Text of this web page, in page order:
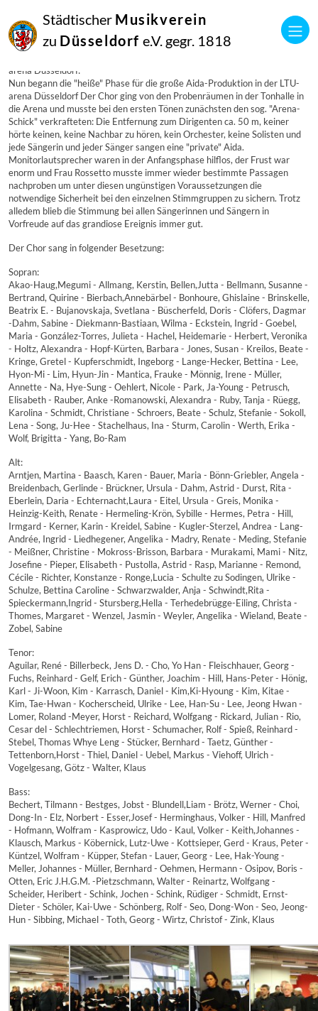
Städtischer Musikverein
zu Düsseldorf e.V. gegr. 1818
September
2006
Manfred Hill
arena Düsseldorf:
Nun begann die "heiße" Phase für die große Aida-Produktion in der LTU-
arena Düsseldorf Der Chor ging von den Probenräumen in der Tonhalle in
die Arena und musste bei den ersten Tönen zunächsten den sog. "Arena-
Schick" verkrafteten: Die Entfernung zum Dirigenten ca. 50 m, keiner
hörte keinen, keine Nachbar zu hören, kein Orchester, keine Solisten und
jede Sängerin und jeder Sänger sangen eine "private" Aida.
Monitorlautsprecher waren in der Anfangsphase hilflos, der Frust war
enorm und Frau Rossetto musste immer wieder bestimmte Passagen
nachproben um unter diesen ungünstigen Voraussetzungen die
notwendige Sicherheit bei den einzelnen Stimmgruppen zu sichern. Trotz
alledem blieb die Stimmung bei allen Sängerinnen und Sängern in
Vorfreude auf das grandiose Ereignis immer gut.
Der Chor sang in folgender Besetzung:
Sopran:
Akao-Haug,Megumi - Allmang, Kerstin, Bellen,Jutta - Bellmann, Susanne -
Bertrand, Quirine - Bierbach,Annebärbel - Bonhoure, Ghislaine - Brinskelle,
Beatrix E. - Bujanovskaja, Svetlana - Büscherfeld, Doris - Clöfers, Dagmar
-Dahm, Sabine - Diekmann-Bastiaan, Wilma - Eckstein, Ingrid - Goebel,
Maria - González-Torres, Julieta - Hachel, Heidemarie - Herbert, Veronika
- Holtz, Alexandra - Hopf-Kürten, Barbara - Jones, Susan - Kreilos, Beate -
Kringe, Gretel - Kupferschmidt, Ingeborg - Lange-Hecker, Bettina - Lee,
Hyon-Mi - Lim, Hyun-Jin - Mantica, Frauke - Mönnig, Irene - Müller,
Annette - Na, Hye-Sung - Oehlert, Nicole - Park, Ja-Young - Petrusch,
Elisabeth - Rauber, Anke -Romanowski, Alexandra - Ruby, Tanja - Rüegg,
Karolina - Schmidt, Christiane - Schroers, Beate - Schulz, Stefanie - Sokoll,
Lena - Song, Ju-Hee - Stachelhaus, Ina - Sturm, Carolin - Werth, Erika -
Wolf, Brigitta - Yang, Bo-Ram
Alt:
Arntjen, Martina - Baasch, Karen - Bauer, Maria - Bönn-Griebler, Angela -
Breidenbach, Gerlinde - Brückner, Ursula - Dahm, Astrid - Durst, Rita -
Eberlein, Daria - Echternacht,Laura - Eitel, Ursula - Greis, Monika -
Heinzig-Keith, Renate - Hermeling-Krön, Sybille - Hermes, Petra - Hill,
Irmgard - Kerner, Karin - Kreidel, Sabine - Kugler-Sterzel, Andrea - Lang-
Andrée, Ingrid - Liedhegener, Angelika - Madry, Renate - Meding, Stefanie
- Meißner, Christine - Mokross-Brisson, Barbara - Murakami, Mami - Nitz,
Josefine - Pieper, Elisabeth - Pustolla, Astrid - Rasp, Marianne - Remond,
Cécile - Richter, Konstanze - Ronge,Lucia - Schulte zu Sodingen, Ulrike -
Schulze, Bettina Caroline - Schwarzwalder, Anja - Schwindt,Rita -
Spieckermann,Ingrid - Stursberg,Hella - Terhedebrügge-Eiling, Christa -
Thomes, Margaret - Wenzel, Jasmin - Weyler, Angelika - Wieland, Beate -
Zobel, Sabine
Tenor:
Aguilar, René - Billerbeck, Jens D. - Cho, Yo Han - Fleischhauer, Georg -
Fuchs, Reinhard - Gelf, Erich - Günther, Joachim - Hill, Hans-Peter - Hönig,
Karl - Ji-Woon, Kim - Karrasch, Daniel - Kim,Ki-Hyoung - Kim, Kitae -
Kim, Tae-Hwan - Kocherscheid, Ulrike - Lee, Han-Su - Lee, Jeong Hwan -
Lomer, Roland -Meyer, Horst - Reichard, Wolfgang - Rickard, Julian - Rio,
Cesar del - Schlechtriemen, Horst - Schumacher, Rolf - Spieß, Reinhard -
Stebel, Thomas Whye Leng - Stücker, Bernhard - Taetz, Günther -
Tettenborn,Horst - Thiel, Daniel - Uebel, Markus - Viehoff, Ulrich -
Vogelgesang, Götz - Walter, Klaus
Bass:
Bechert, Tilmann - Bestges, Jobst - Blundell,Liam - Brötz, Werner - Choi,
Dong-In - Elz, Norbert - Esser,Josef - Herminghaus, Volker - Hill, Manfred
- Hofmann, Wolfram - Kasprowicz, Udo - Kaul, Volker - Keith,Johannes -
Klausch, Markus - Köbernick, Lutz-Uwe - Kottsieper, Gerd - Kraus, Peter -
Küntzel, Wolfram - Küpper, Stefan - Lauer, Georg - Lee, Hak-Young -
Meller, Johannes - Müller, Bernhard - Oehmen, Hermann - Osipov, Boris -
Otten, Eric J.H.G.M. -Pietzschmann, Walter - Reinartz, Wolfgang -
Scheider, Heribert - Schink, Jochen - Schink, Rüdiger - Schmidt, Ernst-
Dieter - Schöler, Kai-Uwe - Schönberg, Rolf - Seo, Dong-Won - Seo, Jeong-
Hun - Sibbing, Michael - Toth, Georg - Wirtz, Christof - Zink, Klaus